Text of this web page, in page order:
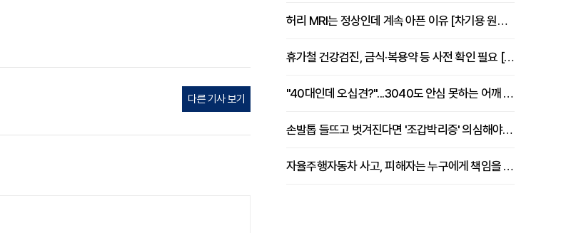
다른 기사 보기
허리 MRI는 정상인데 계속 아픈 이유 [차기용 원장 칼럼]
휴가철 건강검진, 금식·복용약 등 사전 확인 필요 [정도감 원장 칼럼]
"40대인데 오십견?"...3040도 안심 못하는 어깨 유착성 관절낭염
손발톱 들뜨고 벗겨진다면 '조갑박리증' 의심해야 [김철윤 원장 칼럼]
자율주행자동차 사고, 피해자는 누구에게 책임을 물을 수 있을까